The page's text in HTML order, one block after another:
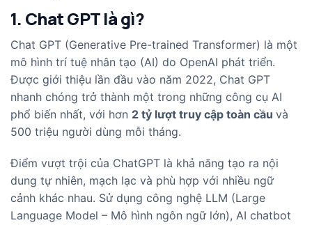
1. Chat GPT là gì?
Chat GPT (Generative Pre-trained Transformer) là một
mô hình trí tuệ nhân tạo (AI) do OpenAI phát triển.
Được giới thiệu lần đầu vào năm 2022, Chat GPT
nhanh chóng trở thành một trong những công cụ AI
phổ biến nhất, với hơn 2 tỷ lượt truy cập toàn cầu và
500 triệu người dùng mỗi tháng.
Điểm vượt trội của ChatGPT là khả năng tạo ra nội
dung tự nhiên, mạch lạc và phù hợp với nhiều ngữ
cảnh khác nhau. Sử dụng công nghệ LLM (Large
Language Model – Mô hình ngôn ngữ lớn), AI chatbot